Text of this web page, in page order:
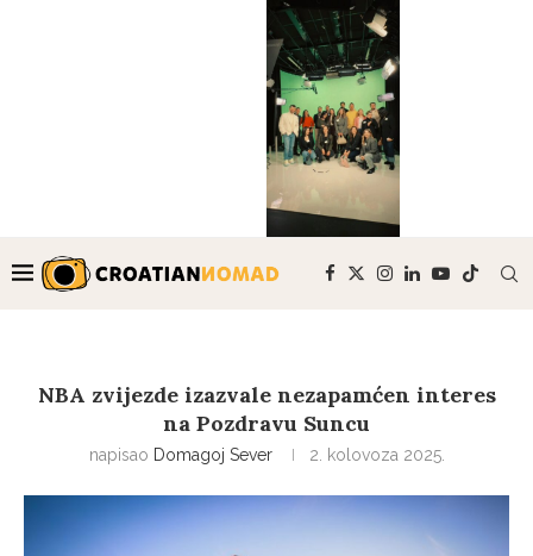
NBA zvijezde izazvale nezapamćen interes
na Pozdravu Suncu
napisao Domagoj Sever 2. kolovoza 2025.